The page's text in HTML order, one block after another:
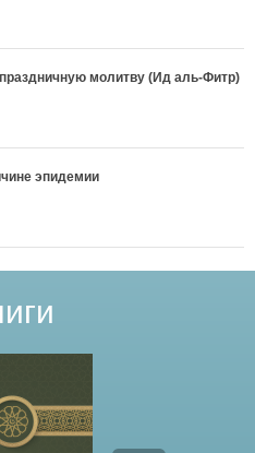
молитву (Ид аль-Фитр)
эпидемии